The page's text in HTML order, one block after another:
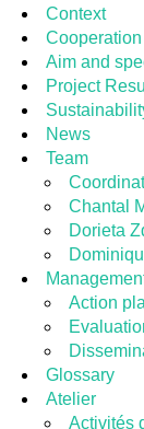
MODULES
RESSOURCES
Context
Cooperation
Aim and
Project
News
Team
Chantal
Dorieta
Action
Glossary
Atelier
Activités